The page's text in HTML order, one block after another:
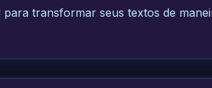
transformar seus textos de